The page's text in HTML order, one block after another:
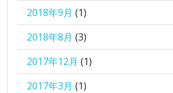
2018年9月 (1)
2018年8月 (3)
2017年12月 (1)
2017年3月 (1)